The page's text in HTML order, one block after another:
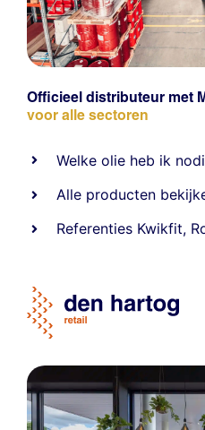
Officieel distributeur met
voor alle sectoren
Welke olie heb ik
Alle producten
Referenties Kwikfit,